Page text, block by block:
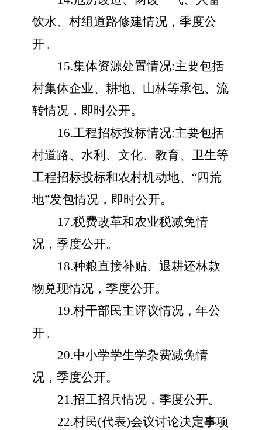
饮水、村组道路修建情况，季度公
开。
15.集体资源处置情况:主要包括
村集体企业、耕地、山林等承包、流
转情况，即时公开。
16.工程招标投标情况:主要包括
村道路、水利、文化、教育、卫生等
工程招标投标和农村机动地、“四荒
地”发包情况，即时公开。
17.税费改革和农业税减免情
况，季度公开。
18.种粮直接补贴、退耕还林款
物兑现情况，季度公开。
19.村干部民主评议情况，年公
开。
20.中小学学生学杂费减免情
况，季度公开。
21.招工招兵情况，季度公开。
22.村民(代表)会议讨论决定事项